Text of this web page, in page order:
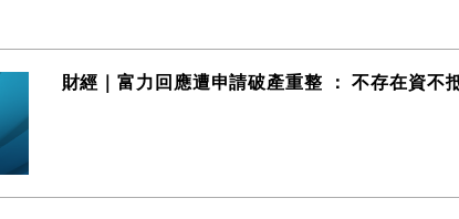
財經｜富力回應遭申請破產重整 ： 不存在資不